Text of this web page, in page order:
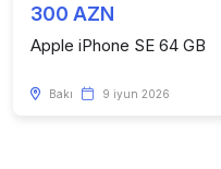
300 AZN
Apple iPhone SE 64 GB
Bakı 9 iyun 2026